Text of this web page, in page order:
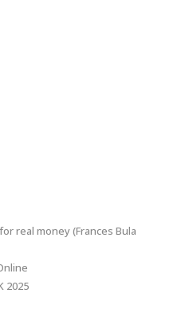
real money (Frances Bula
2025